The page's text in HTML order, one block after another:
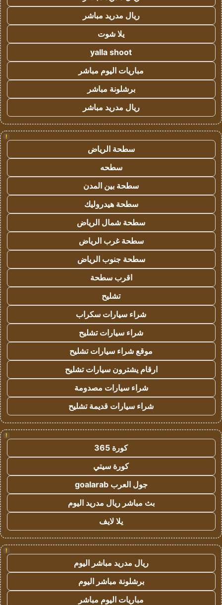
ريال مدريد مباشر
يلا شوت
yalla shoot
مباريات اليوم مباشر
برشلونة مباشر
ريال مدريد مباشر
!
سطحة الرياض
سطحه
سطحة بين المدن
سطحة هيدروليك
سطحة شمال الرياض
سطحة غرب الرياض
سطحة جنوب الرياض
اقرب سطحة
تشليح
شراء سيارات سكراب
شراء سيارات تشليح
موقع شراء سيارات تشليح
ارقام يشترون سيارات تشليح
شراء سيارات مصدومة
شراء سيارات قديمة تشليح
!
كورة 365
كورة سيتي
جول العرب goalarab
بث مباشر ريال مدريد اليوم
يلا لايف
!
ريال مدريد مباشر اليوم
برشلونة مباشر اليوم
مباريات اليوم مباشر